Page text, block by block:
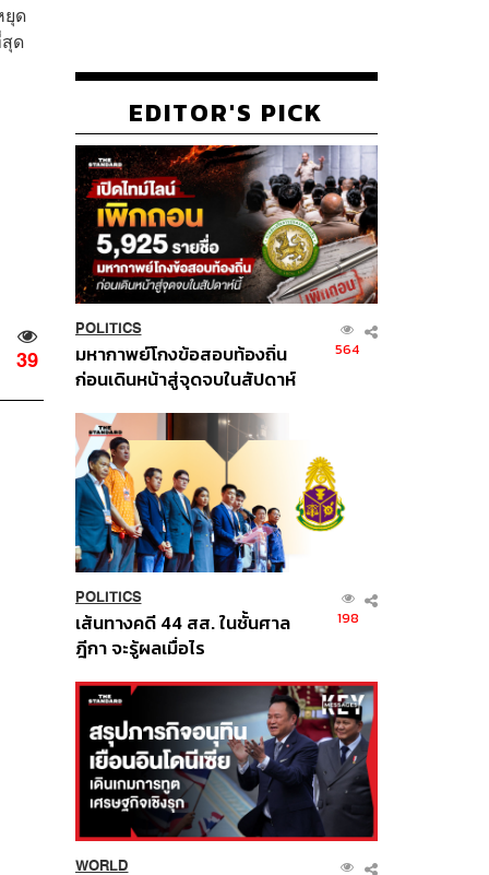
ยุด
ด
39
EDITOR'S PICK
POLITICS
มหากาพย์โกงข้อสอบท้องถิ่น
ก่อนเดินหน้าสู่จุดจบในสัปดาห์
564
POLITICS
เส้นทางคดี 44 สส. ในชั้นศาล
ฎีกา จะรู้ผลเมื่อไร
198
WORLD